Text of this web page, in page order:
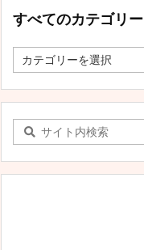
すべてのカテゴリー
べ
の
ゴ
リ
ー